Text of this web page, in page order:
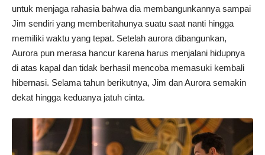
untuk menjaga rahasia bahwa dia membangunkannya sampai
Jim sendiri yang memberitahunya suatu saat nanti hingga
memiliki waktu yang tepat. Setelah aurora dibangunkan,
Aurora pun merasa hancur karena harus menjalani hidupnya
di atas kapal dan tidak berhasil mencoba memasuki kembali
hibernasi. Selama tahun berikutnya, Jim dan Aurora semakin
dekat hingga keduanya jatuh cinta.